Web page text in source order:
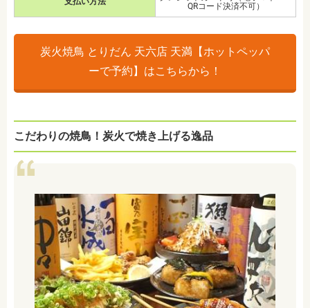
QRコード決済不可）
炭火焼鳥 とりだん 天六店 天満【ホットペッパ
ーで予約】はこちらから！
こだわりの焼鳥！炭火で焼き上げる逸品